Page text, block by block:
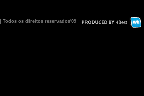
| Todos os direitos reservados'09